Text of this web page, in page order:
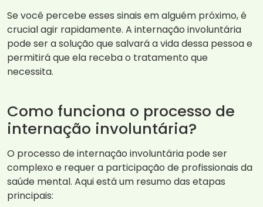
Se você percebe esses sinais em alguém próximo, é
crucial agir rapidamente. A internação involuntária
pode ser a solução que salvará a vida dessa pessoa e
permitirá que ela receba o tratamento que
necessita.
Como funciona o processo de
internação involuntária?
O processo de internação involuntária pode ser
complexo e requer a participação de profissionais da
saúde mental. Aqui está um resumo das etapas
principais: